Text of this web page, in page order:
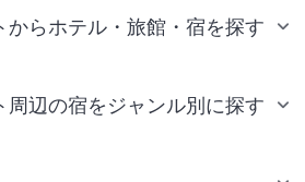
からホテル・旅館・宿を探す
周辺の宿をジャンル別に探す